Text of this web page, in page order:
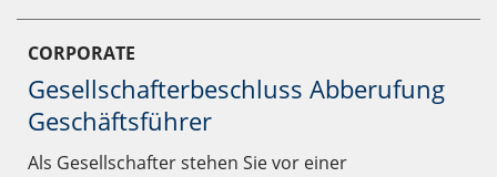
CORPORATE
Gesellschafterbeschluss Abberufung
Geschäftsführer
Als Gesellschafter stehen Sie vor einer